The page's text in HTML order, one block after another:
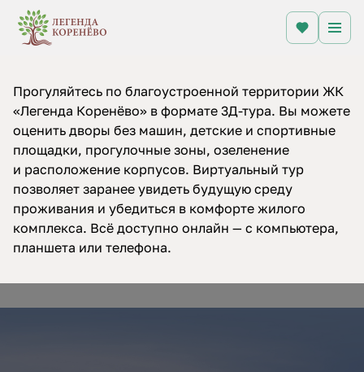
Прогуляйтесь по благоустроенной территории ЖК
«Легенда Коренёво» в формате 3Д-тура. Вы можете
оценить дворы без машин, детские и спортивные
площадки, прогулочные зоны, озеленение
и расположение корпусов. Виртуальный тур
позволяет заранее увидеть будущую среду
проживания и убедиться в комфорте жилого
комплекса. Всё доступно онлайн — с компьютера,
планшета или телефона.